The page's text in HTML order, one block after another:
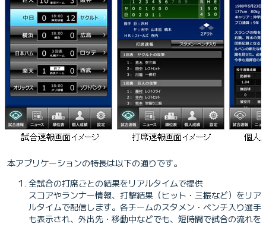
本アプリケーションの特長は以下の通りです。
全試合の打席ごとの結果をリアルタイムで提供
スコアやランナー情報、打撃結果（ヒット・三振など）をリア
ルタイムで配信します。各チームのスタメン・ベンチ入り選手
も表示され、外出先・移動中などでも、短時間で試合の流れを